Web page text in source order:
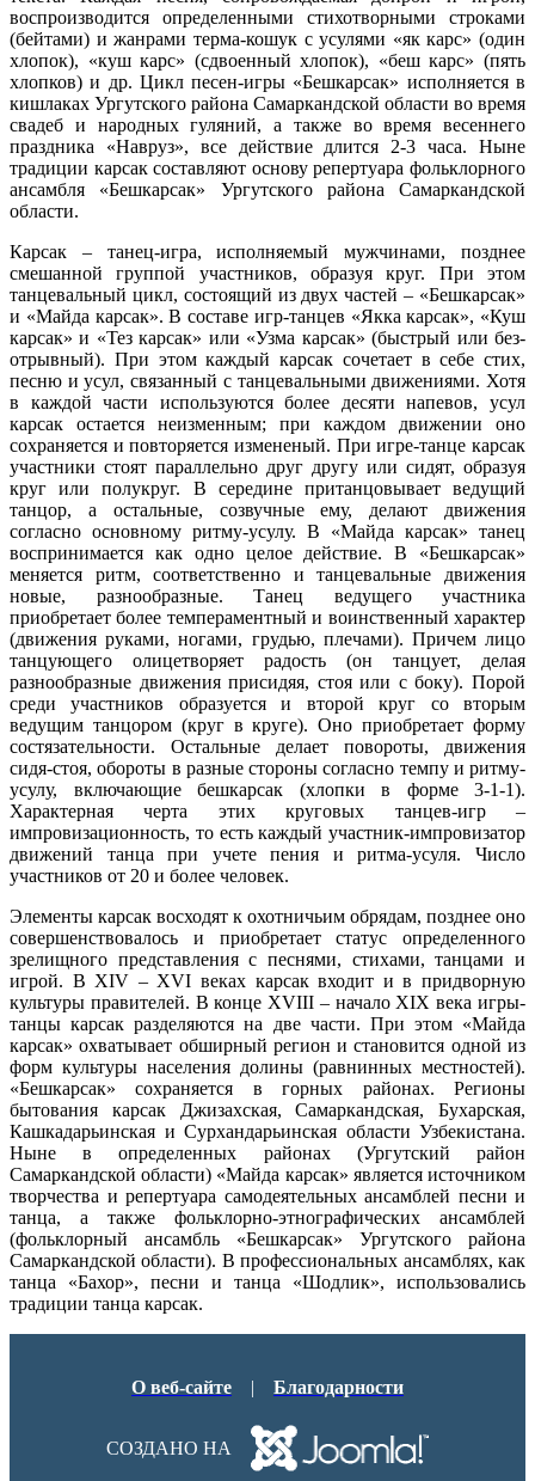
воспроизводится определенными стихотворными строками
(бейтами) и жанрами терма-кошук с усулями «як карс» (один
хлопок), «куш карс» (сдвоенный хлопок), «беш карс» (пять
хлопков) и др. Цикл песен-игры «Бешкарсак» исполняется в
кишлаках Ургутского района Самаркандской области во время
свадеб и народных гуляний, а также во время весеннего
праздника «Навруз», все действие длится 2-3 часа. Ныне
традиции карсак составляют основу репертуара фольклорного
ансамбля «Бешкарсак» Ургутского района Самаркандской
области.
Карсак – танец-игра, исполняемый мужчинами, позднее
смешанной группой участников, образуя круг. При этом
танцевальный цикл, состоящий из двух частей – «Бешкарсак»
и «Майда карсак». В составе игр-танцев «Якка карсак», «Куш
карсак» и «Тез карсак» или «Узма карсак» (быстрый или без-
отрывный). При этом каждый карсак сочетает в себе стих,
песню и усул, связанный с танцевальными движениями. Хотя
в каждой части используются более десяти напевов, усул
карсак остается неизменным; при каждом движении оно
сохраняется и повторяется измененый. При игре-танце карсак
участники стоят параллельно друг другу или сидят, образуя
круг или полукруг. В середине пританцовывает ведущий
танцор, а остальные, созвучные ему, делают движения
согласно основному ритму-усулу. В «Майда карсак» танец
воспринимается как одно целое действие. В «Бешкарсак»
меняется ритм, соответственно и танцевальные движения
новые, разнообразные. Танец ведущего участника
приобретает более темпераментный и воинственный характер
(движения руками, ногами, грудью, плечами). Причем лицо
танцующего олицетворяет радость (он танцует, делая
разнообразные движения присидяя, стоя или с боку). Порой
среди участников образуется и второй круг со вторым
ведущим танцором (круг в круге). Оно приобретает форму
состязательности. Остальные делает повороты, движения
сидя-стоя, обороты в разные стороны согласно темпу и ритму-
усулу, включающие бешкарсак (хлопки в форме 3-1-1).
Характерная черта этих круговых танцев-игр –
импровизационность, то есть каждый участник-импровизатор
движений танца при учете пения и ритма-усуля. Число
участников от 20 и более человек.
Элементы карсак восходят к охотничьим обрядам, позднее оно
совершенствовалось и приобретает статус определенного
зрелищного представления с песнями, стихами, танцами и
игрой. В ХIV – ХVI веках карсак входит и в придворную
культуры правителей. В конце ХVIII – начало ХIХ века игры-
танцы карсак разделяются на две части. При этом «Майда
карсак» охватывает обширный регион и становится одной из
форм культуры населения долины (равнинных местностей).
«Бешкарсак» сохраняется в горных районах. Регионы
бытования карсак Джизахская, Самаркандская, Бухарская,
Кашкадарьинская и Сурхандарьинская области Узбекистана.
Ныне в определенных районах (Ургутский район
Самаркандской области) «Майда карсак» является источником
творчества и репертуара самодеятельных ансамблей песни и
танца, а также фольклорно-этнографических ансамблей
(фольклорный ансамбль «Бешкарсак» Ургутского района
Самаркандской области). В профессиональных ансамблях, как
танца «Бахор», песни и танца «Шодлик», использовались
традиции танца карсак.
О веб-сайте | Благодарности
СОЗДАНО НА